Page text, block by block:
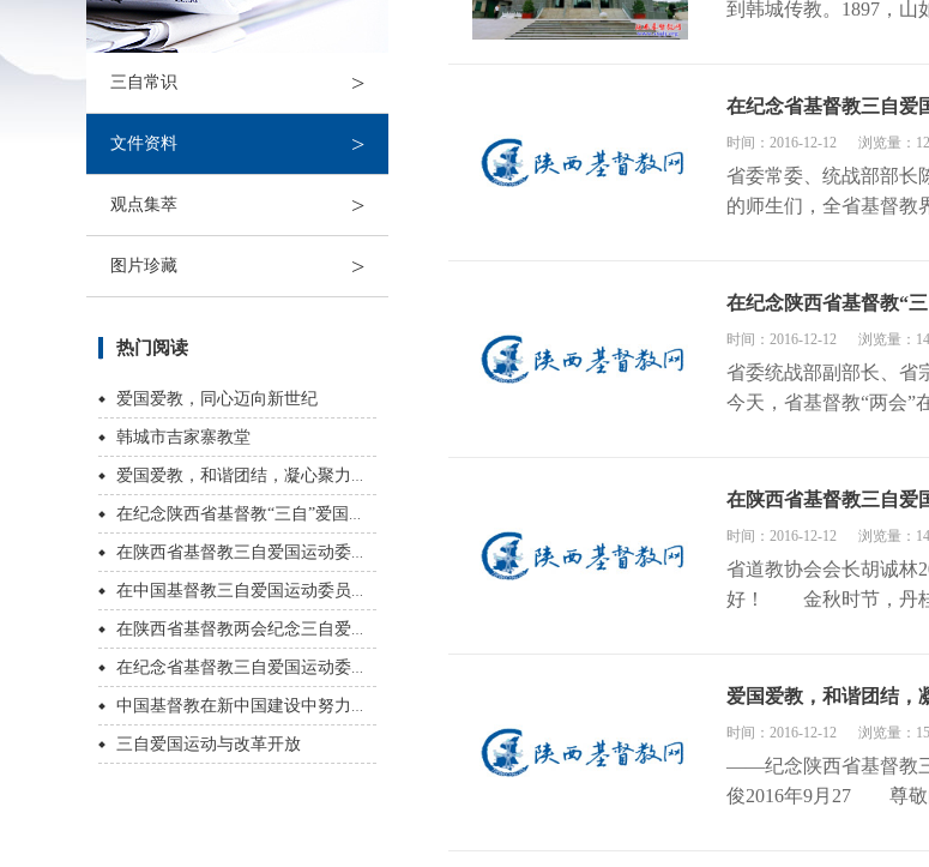
三自常识 >
文件资料 >
观点集萃 >
图片珍藏 >
热门阅读
爱国爱教，同心迈向新世纪
韩城市吉家寨教堂
三自爱国运动与改革开放
到韩城传教。1897，山
在纪念省基督教三自爱
时间：2016-12-12 浏览量：
省委常委、统战部部
的师生们，全省基督
在纪念陕西省基督教“
时间：2016-12-12 浏览量：
省委统战部副部长、
今天，省基督教“两会”
在陕西省基督教三自爱
时间：2016-12-12 浏览量：
省道教协会会长胡诚
好！ 金秋时节，丹桂
爱国爱教，和谐团结，
时间：2016-12-12 浏览量：
——纪念陕西省基督教
俊2016年9月27 尊敬